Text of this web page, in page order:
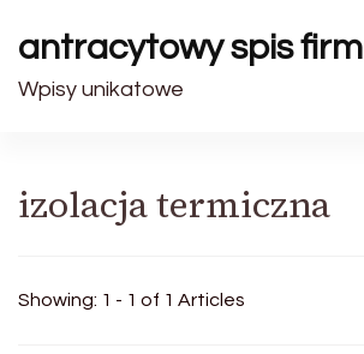
antracytowy spis firm
Wpisy unikatowe
izolacja termiczna
Showing: 1 - 1 of 1 Articles